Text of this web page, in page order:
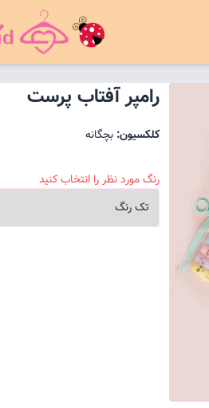
رامپر آفتاب پرست
کلکسیون: بچگانه
رنگ مورد نظر را انتخاب کنید